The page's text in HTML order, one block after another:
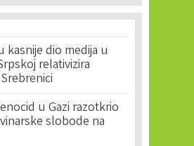
kasnije dio medija u
relativizira
u Gazi razotkrio
slobode na